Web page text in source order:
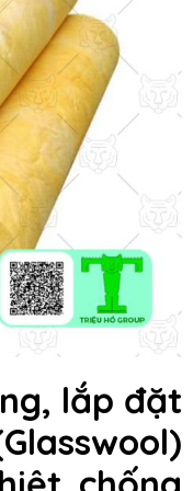
lắp đặt